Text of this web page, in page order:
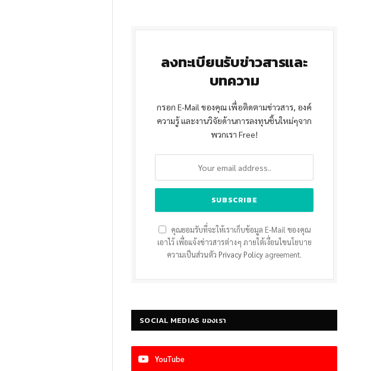
ลงทะเบียนรับข่าวสารและ
บทความ
กรอก E-Mail ของคุณ เพื่อติดตามข่าวสาร, องค์
ความรู้ และงานวิจัยด้านการลงทุนชิ้นใหม่ๆจาก
พวกเรา Free!
คุณยอมรับที่จะให้เราเก็บข้อมูล E-Mail ของคุณ
เอาไว้ เพื่อแจ้งข่าวสารต่างๆ ภายใต้เงื่อนไขนโยบาย
ความเป็นส่วนตัว Privacy Policy agreement.
SOCIAL MEDIAS ของเรา
YouTube